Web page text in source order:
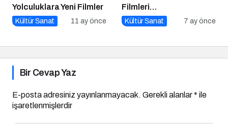
Yolculuklara Yeni Filmler
Kültür Sanat 11 ay önce
Filmleri
Sinemaseverlerle
Kültür Sanat 7 ay önce
Bir Cevap Yaz
E-posta adresiniz yayınlanmayacak. Gerekli alanlar* ile
işaretlenmişlerdir